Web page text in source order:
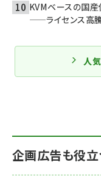
KVMベースの国
——ライセンス高
人
企画広告も役立